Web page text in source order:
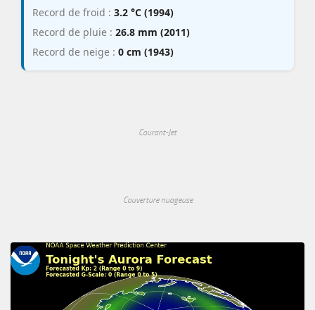
Record de froid : 3.2 °C (1994)
Record de pluie : 26.8 mm (2011)
Record de neige : 0 cm (1943)
Courant-Jet
Couverture nuageuse